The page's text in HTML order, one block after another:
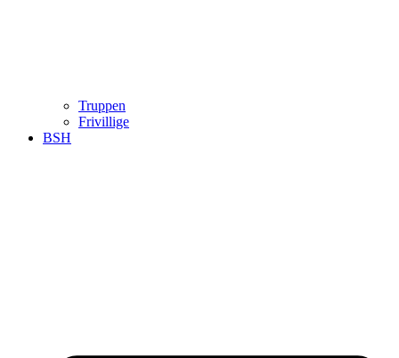
Truppen
Frivillige
BSH